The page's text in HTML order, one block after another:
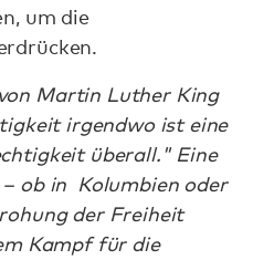
um die
Martin Luther King
irgendwo ist eine
überall." Eine
ob in Kolumbien oder
der Freiheit
Kampf für die